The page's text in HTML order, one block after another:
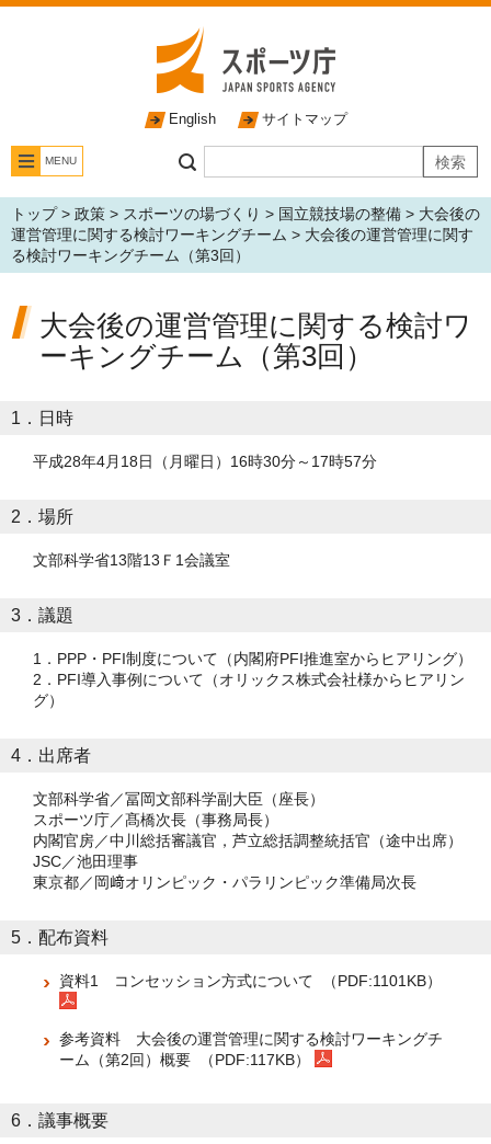
English サイトマップ
MENU
トップ> 政策 > スポーツの場づくり > 国立競技場の整備 > 大会後の
運営管理に関する検討ワーキングチーム > 大会後の運営管理に関す
る検討ワーキングチーム（第3回）
大会後の運営管理に関する検討ワ
ーキングチーム（第3回）
1．日時
平成28年4月18日（月曜日）16時30分～17時57分
2．場所
文部科学省13階13Ｆ1会議室
3．議題
1．PPP・PFI制度について（内閣府PFI推進室からヒアリング）
2．PFI導入事例について（オリックス株式会社様からヒアリン
グ）
4．出席者
文部科学省／冨岡文部科学副大臣（座長）
スポーツ庁／髙橋次長（事務局長）
内閣官房／中川総括審議官，芦立総括調整統括官（途中出席）
JSC／池田理事
東京都／岡﨑オリンピック・パラリンピック準備局次長
5．配布資料
資料1 コンセッション方式について （PDF:1101KB）
参考資料 大会後の運営管理に関する検討ワーキングチ
ーム（第2回）概要 （PDF:117KB）
6．議事概要